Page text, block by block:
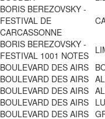
BORIS BEREZOVSKY -
FESTIVAL DE
CARCASSONNE
BORIS BEREZOVSKY -
FESTIVAL 1001 NOTES
BOULEVARD DES AIRS
BOULEVARD DES AIRS
BOULEVARD DES AIRS
BOULEVARD DES AIRS
BOULEVARD DES AIRS